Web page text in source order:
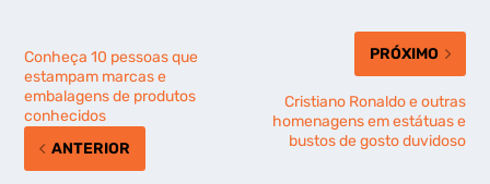
Conheça 10 pessoas que
estampam marcas e
embalagens de produtos
conhecidos
ANTERIOR
PRÓXIMO
Cristiano Ronaldo e outras
homenagens em estátuas e
bustos de gosto duvidoso